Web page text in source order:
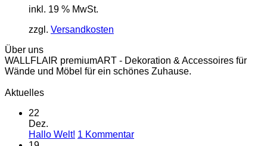
inkl. 19 % MwSt.
zzgl. Versandkosten
Über uns
WALLFLAIR premiumART - Dekoration & Accessoires für
Wände und Möbel für ein schönes Zuhause.
Aktuelles
22
Dez.
Hallo Welt! 1 Kommentarzu